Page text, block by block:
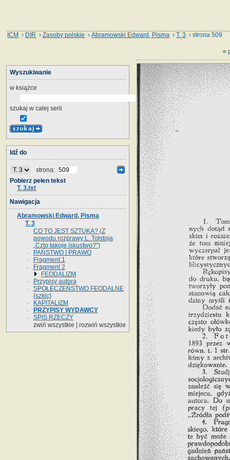
ICM › DIR ›Zasoby polskie ›Abramowski Edward, Pisma ›T. 3 › strona 509
«
Wyszukiwanie
w książce
szukaj w całej serii
Idź do
strona:
Pobierz pełen tekst
T. 3.txt
Nawigacja
Abramowski Edward, Pisma
T. 3
CO TO JEST SZTUKA? (Z
powodu rozprawy L. Tołstoja
„Czto takoje iskustwo?")
PAŃSTWO I PRAWO
Fragment 1
Fragment 2
FEODALIZM
Przypisy autora
SPOŁECZEŃSTWO FEODALNE
(szkic)
KAPITALIZM
PRZYPISY WYDAWCY
SPIS RZECZY
zwiń wszystkie
rozwiń wszystkie